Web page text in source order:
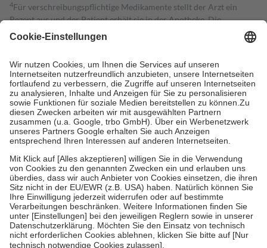
4Für verschreibungspflichtige Medikamente stellt der Arzt ein
Rezept aus und der Patient erhält sie in der Apotheke. Die
gesetzliche Krankenversicherung übernimmt in der Regel die
Kosten dafür, der Versicherte trägt einen Teil davon als Zuzahlung
Grundsätzlich leisten Mitglieder Zuzahlungen in Höhe von zehn
Prozent des Abgabepreises,mindestens jedochfünf Euround
höchstens zehn Euro.Es sind jedoch nie mehr als die tatsächlichen
Kosten der Leistung zu entrichten.
Diese Regeln gelten grundsätzlich auch für Online-Apotheken.
Bei Heilmitteln und häuslicher Krankenpflege beträgt die
Zuzahlung zehn Prozent der Kosten sowie zehn Euro je
Verordnung.
Um das Engagement der Versicherten für ihre eigene Gesundheit zu
stärken und die besondere Stellung der Familie zu unterstützen,
fallenkeine Zuzahlungenan bei:
• Kindern und Jugendlichen bis zum vollendeten 18. Lebensjahr
mit Ausnahme der Fahrkosten
• Untersuchungen zur Vorsorge und Früherkennung, die von der
GKV getragen werden